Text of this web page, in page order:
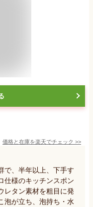
価格と在庫を楽天でチェック >>
で、半年以上、下手す
仕様のキッチンスポン
レタン素材を粗目に発
泡が立ち、泡持ち・水